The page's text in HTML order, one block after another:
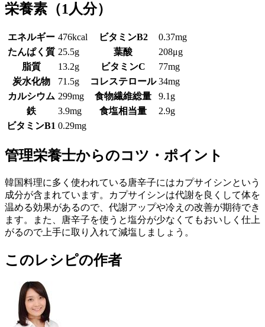
栄養素 （1人分）
エネルギー 476kcal ビタミンB2
0.37mg
たんぱく質 25.5g 葉酸
208μg
脂質
13.2g ビタミンC
77mg
炭水化物
71.5g コレステロール 34mg
カルシウム 299mg 食物繊維総量
9.1g
鉄
3.9mg 食塩相当量
2.9g
ビタミンB1 0.29mg
管理栄養士からのコツ・ポイント
韓国料理に多く使われている唐辛子にはカプサイシンという
成分が含まれています。カプサイシンは代謝を良くして体を
温める効果があるので、代謝アップや冷えの改善が期待でき
ます。また、唐辛子を使うと塩分が少なくてもおいしく仕上
がるので上手に取り入れて減塩しましょう。
このレシピの作者